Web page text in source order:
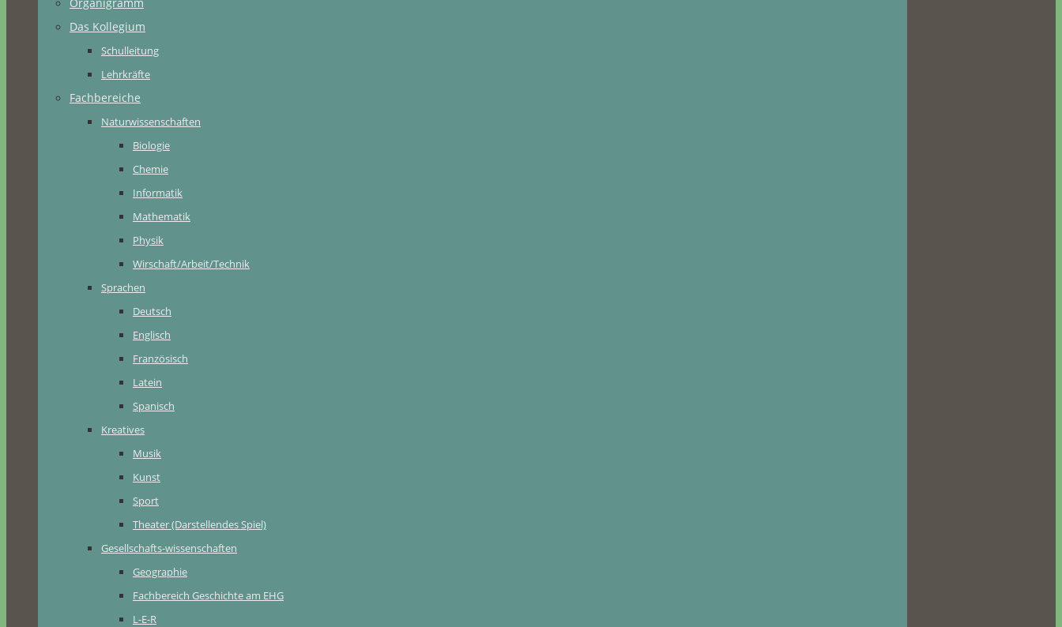
Das Kollegium
Schulleitung
Lehrkräfte
Fachbereiche
Naturwissenschaften
Biologie
Chemie
Informatik
Mathematik
Physik
Wirschaft/Arbeit/Technik
Sprachen
Deutsch
Englisch
Französisch
Latein
Spanisch
Kreatives
Musik
Kunst
Sport
Theater (Darstellendes Spiel)
Gesellschafts-wissenschaften
Geographie
Fachbereich Geschichte am EHG
L-E-R